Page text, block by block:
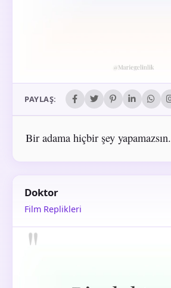
PAYLAŞ:
Bir adama hiçbir şey yapamazsın.
Doktor
Film Replikleri